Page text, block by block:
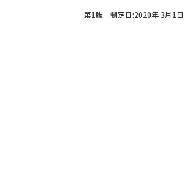
第1版 制定日:2020年 3月1日